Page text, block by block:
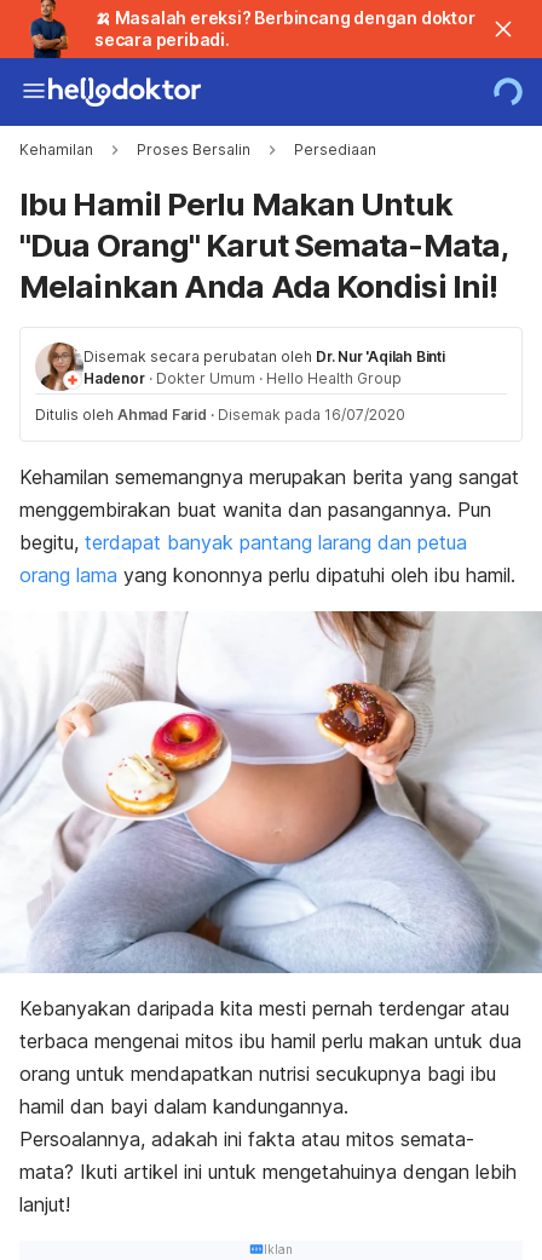
🍌 Masalah ereksi? Berbincang dengan doktor
secara peribadi.
Kehamilan Proses Bersalin Persediaan
Ibu Hamil Perlu Makan Untuk
"Dua Orang" Karut Semata-Mata,
Melainkan Anda Ada Kondisi Ini!
Disemak secara perubatan oleh Dr. Nur 'Aqilah Binti
Hadenor · Dokter Umum · Hello Health Group
Ditulis oleh Ahmad Farid · Disemak pada 16/07/2020
Kehamilan sememangnya merupakan berita yang sangat
menggembirakan buat wanita dan pasangannya. Pun
begitu, terdapat banyak pantang larang dan petua
orang lama yang kononnya perlu dipatuhi oleh ibu hamil.
Kebanyakan daripada kita mesti pernah terdengar atau
terbaca mengenai mitos ibu hamil perlu makan untuk dua
orang untuk mendapatkan nutrisi secukupnya bagi ibu
hamil dan bayi dalam kandungannya.
Persoalannya, adakah ini fakta atau mitos semata-
mata? Ikuti artikel ini untuk mengetahuinya dengan lebih
lanjut!
Iklan